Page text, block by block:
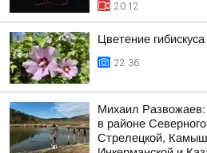
20:12
Цветение
22:36
Михаил
в районе
Стрелецкой,